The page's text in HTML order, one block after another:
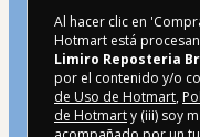
Al hacer clic en
Hotmart está
Limiro Reposteria
por el contenido y/o
de Uso de Hotmart,
de Hotmarty (iii) soy